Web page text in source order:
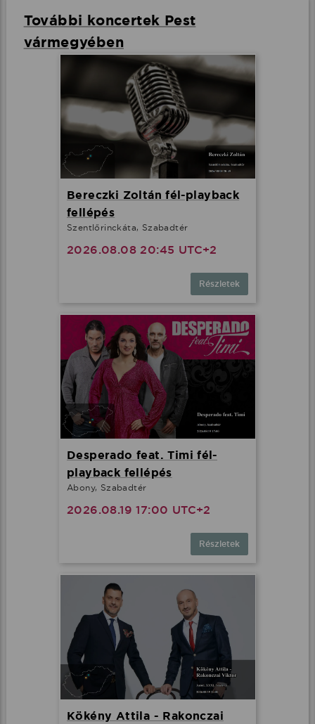
További koncertek Pest
vármegyében
Bereczki Zoltán fél-playback
fellépés
Szentlőrinckáta, Szabadtér
2026.08.08 20:45 UTC+2
Részletek
Desperado feat. Timi fél-
playback fellépés
Abony, Szabadtér
2026.08.19 17:00 UTC+2
Részletek
Kökény Attila - Rakonczai